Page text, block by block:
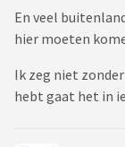
En veel
hier moeten
Ik zeg niet
hebt gaat het in